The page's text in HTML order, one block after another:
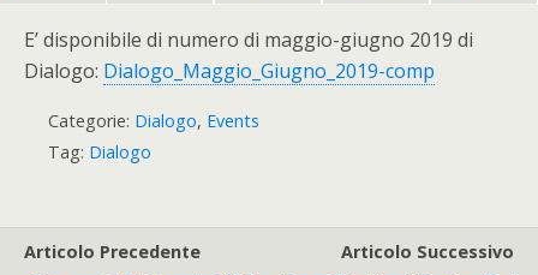
E’ disponibile di numero di maggio-giugno 2019 di
Dialogo: Dialogo_Maggio_Giugno_2019-comp
Categorie: Dialogo, Events
Tag: Dialogo
Articolo Precedente
Articolo Successivo